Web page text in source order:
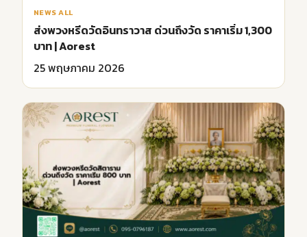
NEWS ALL
ส่งพวงหรีดวัดอินทราวาส ด่วนถึงวัด ราคาเริ่ม 1,300
บาท | Aorest
25 พฤษภาคม 2026